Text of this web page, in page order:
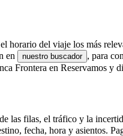
del viaje los más
en
nuestro buscador , para
Frontera en Reservamos y
las filas, el tráfico y la
fecha, hora y asientos.